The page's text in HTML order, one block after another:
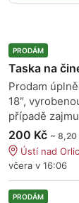
PRODÁM
Taska na
Prodam
18",
případě
200 Kč ~ 8,20
Ústí nad
včera v 16:06
PRODÁM